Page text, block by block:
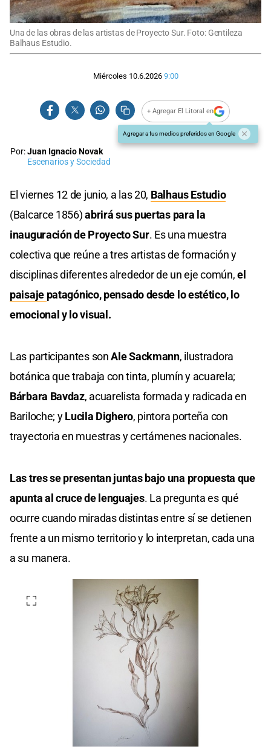
Una de las obras de las artistas de Proyecto Sur. Foto: Gentileza
Balhaus Estudio.
Miércoles 10.6.2026 9:00
+ Agregar El Litoral en
Agregar a tus medios preferidos en Google
Por:Juan Ignacio Novak
Escenarios y Sociedad
El viernes 12 de junio, a las 20, Balhaus Estudio
(Balcarce 1856)abrirá sus puertas para la
inauguración de Proyecto Sur. Es una muestra
colectiva que reúne a tres artistas de formación y
disciplinas diferentes alrededor de un eje común,el
paisaje patagónico, pensado desde lo estético, lo
emocional y lo visual.
Las participantes sonAle Sackmann, ilustradora
botánica que trabaja con tinta, plumín y acuarela;
Bárbara Bavdaz, acuarelista formada y radicada en
Bariloche; yLucila Dighero, pintora porteña con
trayectoria en muestras y certámenes nacionales.
Las tres se presentan juntas bajo una propuesta que
apunta al cruce de lenguajes. La pregunta es qué
ocurre cuando miradas distintas entre sí se detienen
frente a un mismo territorio y lo interpretan, cada una
a su manera.